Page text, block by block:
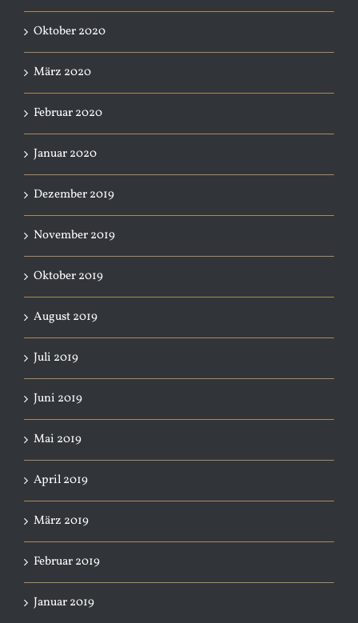
Oktober 2020
März 2020
Februar 2020
Januar 2020
Dezember 2019
November 2019
Oktober 2019
August 2019
Juli 2019
Juni 2019
Mai 2019
April 2019
März 2019
Februar 2019
Januar 2019